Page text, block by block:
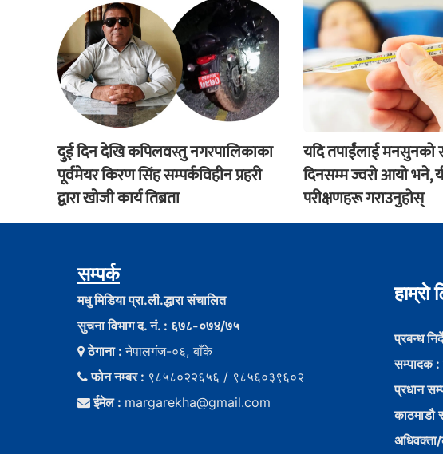
दुई दिन देखि कपिलवस्तु नगरपालिकाका
पूर्वमेयर किरण सिंह सम्पर्कविहीन प्रहरी
द्वारा खाेजी कार्य तिब्रता
यदि तपाईंलाई मनसुनको
दिनसम्म ज्वरो आयो भने,
परीक्षणहरू गराउनुहोस्
सम्पर्क
मधु मिडिया प्रा.ली.द्धारा संचालित
सुचना विभाग द. नं. : ६७८-०७४/७५
ठेगाना :नेपालगंज-०६, बाँके
फोन नम्बर : ९८५८०२२६५६ / ९८५६०३९६०२
ईमेल : margarekha@gmail.com
हाम्राे
प्रबन्ध
सम्पादक :
प्रधान
काठमाडौ